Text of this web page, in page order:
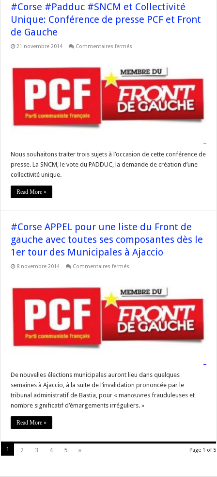
#Corse #Padduc #SNCM et Collectivité
Unique: Conférence de presse PCF et Front
de Gauche
21 novembre 2014 Commentaires fermés
et
Collectivité
Unique:
Conférence
de
presse
PCF
et
Front
Nous souhaitons traiter trois sujets à l’occasion de cette conférence de
presse. La SNCM, le vote du PADDUC, la demande de création d’une
collectivité unique.
Read More »
#Corse APPEL pour une liste du Front de
gauche avec toutes ses composantes dès le
1er tour des Municipales à Ajaccio
8 novembre 2014 Commentaires fermés
une
liste
du
Front
de
gauche
avec
toutes
ses
tour
Municipales
Ajaccio
De nouvelles élections municipales auront lieu dans quelques
semaines à Ajaccio, à la suite de l’invalidation prononcée par le
tribunal administratif de Bastia, pour « manœuvres frauduleuses et
nombre significatif d’émargements irréguliers. »
Read More »
Page 1 of 5
1 2 3 4 5 »